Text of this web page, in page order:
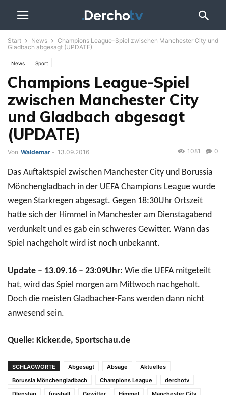
Start News
Champions League-Spiel zwischen Manchester City und
Gladbach abgesagt (UPDATE)
News Sport
Champions League-Spiel
zwischen Manchester City
und Gladbach abgesagt
(UPDATE)
Von Waldemar - 13.09.2016 0
1081
Das Auftaktspiel zwischen Manchester City und Borussia
Mönchengladbach in der UEFA Champions League wurde
wegen Starkregen abgesagt. Gegen 18:30Uhr Ortszeit
hatte sich der Himmel in Manchester am Dienstagabend
verdunkelt und es gab ein schweres Gewitter. Wann das
Spiel nachgeholt wird ist noch unbekannt.
Update – 13.09.16 – 23:09Uhr: Wie die UEFA mitgeteilt
hat, wird das Spiel morgen am Mittwoch nachgeholt.
Doch die meisten Gladbacher-Fans werden dann nicht
anwesend sein.
Quelle: Kicker.de, Sportschau.de
SCHLAGWORTE Abgesagt Absage
Aktuelles
Borussia Mönchengladbach
Champions League
derchotv